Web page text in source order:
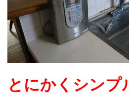
とにかくシンプ